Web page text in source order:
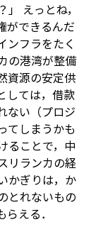
えっとね，
ができるんだ
ンフラをたく
の港湾が整備
資源の安定供
しては，借款
ない（プロジ
てしまうかも
ることで，中
リランカの経
かぎりは，か
とれないもの
える．